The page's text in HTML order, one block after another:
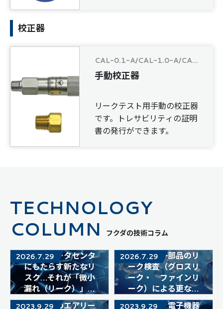
校正器
CAL-0.1-A/CAL-1.0-A/CAL-5.0-A
手動校正器
リークテスト用手動の校正器
です。トレサビリティの証明
書の発行ができます。
TECHNOLOGY
COLUMN
フクダの技術コラム
2026.7.29
次世代データセンタ
にもたらす新たなリ
スク…それが「微小
漏れ（リーク）」で
す
2026.7.29
電気・電子部品のリ
ーク検査（グロスリ
ーク・ ファインリ
ーク）による更なる
信頼性向上
2023.9.29
包装容器のエアリー
2023.9.29
モバイル・電子機器